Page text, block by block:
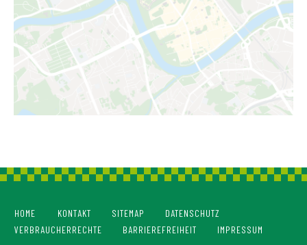
HOME KONTAKT SITEMAP
DATENSCHUTZ
VERBRAUCHERRECHTE
BARRIEREFREIHEIT IMPRESSUM